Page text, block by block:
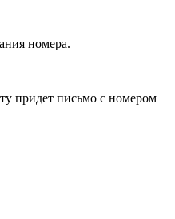
номера.
придет письмо с номером